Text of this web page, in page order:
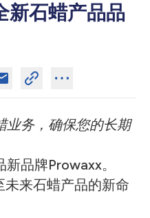
新石蜡产品品
业务，确保您的长期
品牌Prowaxx。
来石蜡产品的新命